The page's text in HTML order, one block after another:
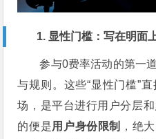
1. 显性门槛：写在明面
参与0费率活动的第一
与规则。这些“显性门槛”
场，是平台进行用户分层
的便是用户身份限制
，绝